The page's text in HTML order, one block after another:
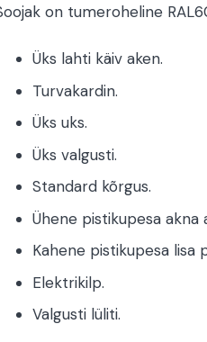
on tumeroheline
Üks lahti käiv aken.
Turvakardin.
Üks uks.
Üks valgusti.
Standard kõrgus.
Ühene pistikupesa akna
Kahene pistikupesa lisa
Elektrikilp.
Valgusti lüliti.